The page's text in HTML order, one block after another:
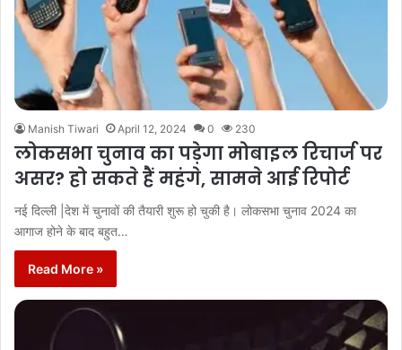
Manish Tiwari April 12, 2024 0 230
लोकसभा चुनाव का पड़ेगा मोबाइल रिचार्ज पर
असर? हो सकते हैं महंगे, सामने आई रिपोर्ट
नई दिल्ली |देश में चुनावों की तैयारी शुरू हो चुकी है। लोकसभा चुनाव 2024 का
आगाज होने के बाद बहुत…
Read More »